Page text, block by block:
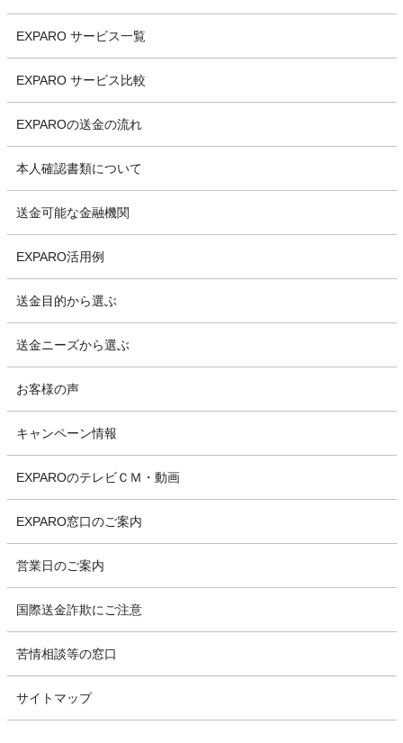
EXPARO サービス一覧
EXPARO サービス比較
EXPAROの送金の流れ
本人確認書類について
送金可能な金融機関
EXPARO活用例
送金目的から選ぶ
送金ニーズから選ぶ
お客様の声
キャンペーン情報
EXPAROのテレビＣＭ・動画
EXPARO窓口のご案内
営業日のご案内
国際送金詐欺にご注意
苦情相談等の窓口
サイトマップ